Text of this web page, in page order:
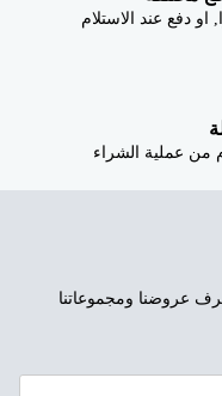
او دفع عند الاستلام
عروضنا ومجموعاتنا